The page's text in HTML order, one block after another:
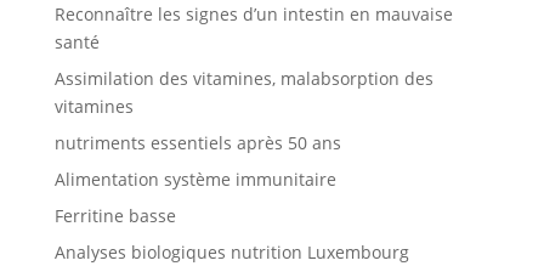
Reconnaître les signes d’un intestin en mauvaise
santé
Assimilation des vitamines, malabsorption des
vitamines
nutriments essentiels après 50 ans
Alimentation système immunitaire
Ferritine basse
Analyses biologiques nutrition Luxembourg